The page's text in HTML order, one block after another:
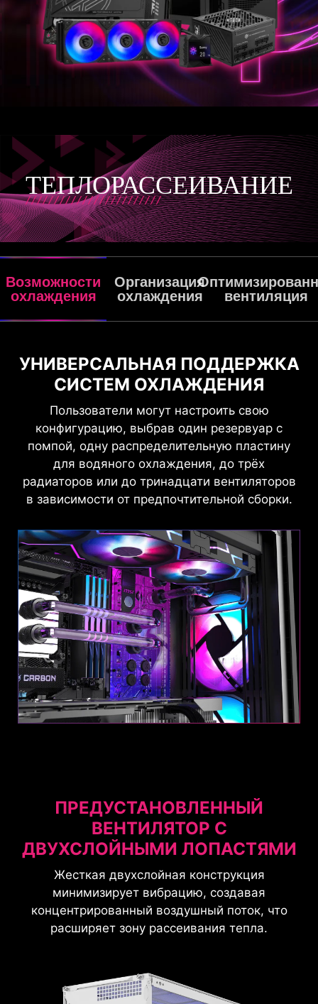
ТЕПЛОРАССЕИВАНИЕ
Возможности
охлаждения
Организация
охлаждения
вентиляция
УНИВЕРСАЛЬНАЯ ПОДДЕРЖКА
СИСТЕМ ОХЛАЖДЕНИЯ
Пользователи могут настроить свою
конфигурацию, выбрав один резервуар с
помпой, одну распределительную пластину
для водяного охлаждения, до трёх
радиаторов или до тринадцати вентиляторов
в зависимости от предпочтительной сборки.
ПОДДЕРЖИВАЕМЫЕ
ВЕНТИЛЯТОРЫ И РАДИАТОРЫ
Вентиляторы
ОПТИМИЗИРОВАННАЯ
ВЕНТИЛЯЦИЯ
Этот корпус создан для отличного
охлаждения. В нём уже установлены
вентиляторы с двухслойными лопастями: два
спереди и один сзади, что гарантирует
оптимальную циркуляцию воздуха.
ПРЕДУСТАНОВЛЕННЫЙ
ВЕНТИЛЯТОР С
ДВУХСЛОЙНЫМИ ЛОПАСТЯМИ
Жесткая двухслойная конструкция
минимизирует вибрацию, создавая
концентрированный воздушный поток, что
расширяет зону рассеивания тепла.